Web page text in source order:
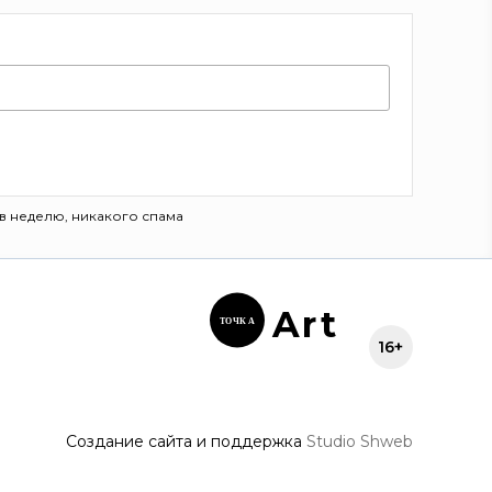
неделю, никакого спама
ТОЧК А Art
16+
Создание сайта и поддержка Studio Shweb